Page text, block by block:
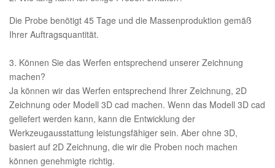
Die Probe benötigt 45 Tage und die Massenproduktion gemäß
Ihrer Auftragsquantität.
3. Können Sie das Werfen entsprechend unserer Zeichnung
machen?
Ja können wir das Werfen entsprechend Ihrer Zeichnung, 2D
Zeichnung oder Modell 3D cad machen. Wenn das Modell 3D cad
geliefert werden kann, kann die Entwicklung der
Werkzeugausstattung leistungsfähiger sein. Aber ohne 3D,
basiert auf 2D Zeichnung, die wir die Proben noch machen
können genehmigte richtig.